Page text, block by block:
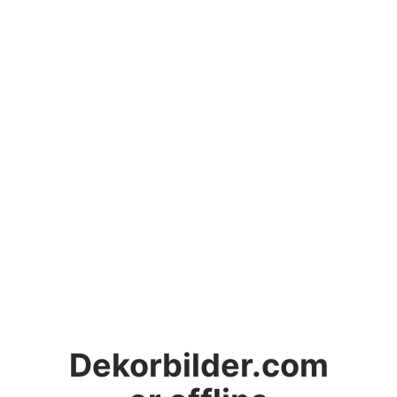
Dekorbilder.com